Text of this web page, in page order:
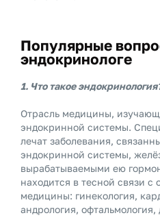
Популярные
эндокринологе
1. Что такое
Отрасль медицины,
эндокринной системы.
лечат заболевания,
эндокринной системы,
вырабатываемыми ею
находится в тесной связи с
медицины: гинекология,
андрология, офтальмология,